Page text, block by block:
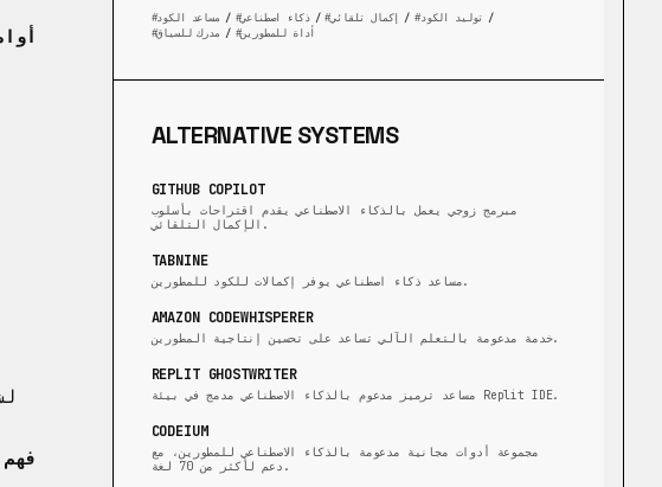
مساعد الكود / ذكاء اصطناعي / إكمال تلقائي / توليد الكود /
مدرك للسياق / أداة للمطورين
ALTERNATIVE SYSTEMS
GITHUB COPILOT
مبرمج زوجي يعمل بالذكاء الاصطناعي يقدم اقتراحات بأسلوب
الإكمال التلقائي.
TABNINE
مساعد ذكاء اصطناعي يوفر إكمالات للكود للمطورين.
AMAZON CODEWHISPERER
خدمة مدعومة بالتعلم الآلي تساعد على تحسين إنتاجية المطورين.
REPLIT GHOSTWRITER
مساعد ترميز مدعوم بالذكاء الاصطناعي مدمج في بيئة Replit IDE.
CODEIUM
مجموعة أدوات مجانية مدعومة بالذكاء الاصطناعي للمطورين، مع
دعم لأكثر من 70 لغة.